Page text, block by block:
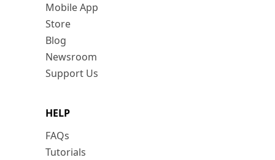
Mobile App
Store
Blog
Newsroom
Support Us
HELP
FAQs
Tutorials